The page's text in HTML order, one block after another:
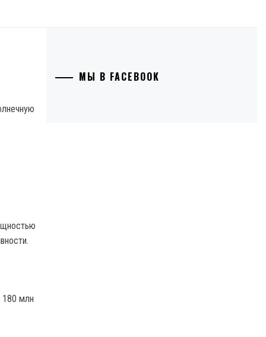
180 млн
МЫ В FACEBOOK